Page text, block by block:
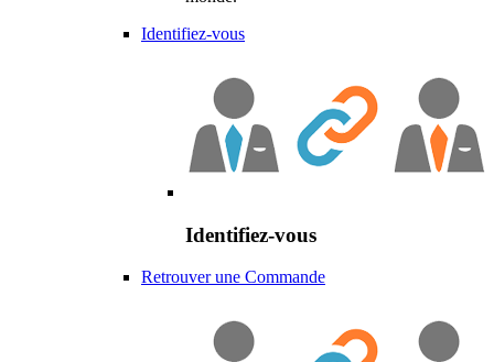
Identifiez-vous
Identifiez-vous
Retrouver une Commande